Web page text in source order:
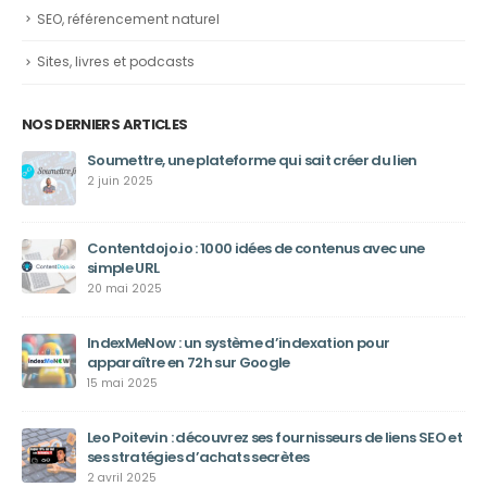
SEO, référencement naturel
Sites, livres et podcasts
NOS DERNIERS ARTICLES
Soumettre, une plateforme qui sait créer du lien
2 juin 2025
Contentdojo.io : 1000 idées de contenus avec une
simple URL
20 mai 2025
IndexMeNow : un système d’indexation pour
apparaître en 72h sur Google
15 mai 2025
Leo Poitevin : découvrez ses fournisseurs de liens SEO et
ses stratégies d’achats secrètes
2 avril 2025